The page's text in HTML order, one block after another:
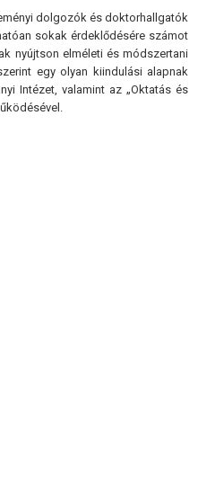
dolgozók és doktorhallgatók
sokak érdeklődésére számot
nyújtson elméleti és módszertani
egy olyan kiindulási alapnak
Intézet, valamint az „Oktatás és